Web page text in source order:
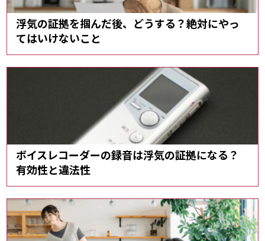
浮気の証拠を掴んだ後、どうする？絶対にやっ
てはいけないこと
ボイスレコーダーの録音は浮気の証拠になる？
有効性と違法性